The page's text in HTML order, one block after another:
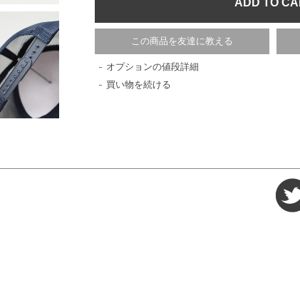
この商品を友達に教える
オプションの値段詳細
買い物を続ける